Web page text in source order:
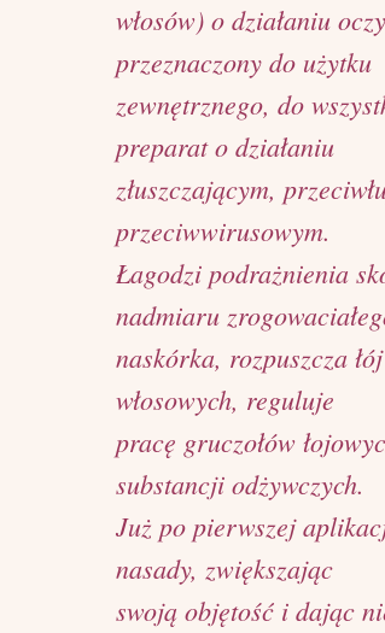
włosów) o działaniu
przeznaczony do użytku
zewnętrznego, do
preparat o działaniu
złuszczającym,
przeciwwirusowym.
Łagodzi podrażnienia
nadmiaru
naskórka, rozpuszcza
włosowych, reguluje
pracę gruczołów
substancji odżywczych.
Już po pierwszej
nasady, zwiększając
swoją objętość i dając